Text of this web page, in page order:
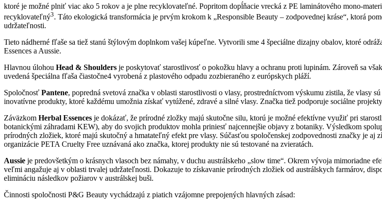
ktoré je možné plniť viac ako 5 rokov a je plne recyklovateľné. Popritom dopĺňacie vrecká z PE laminátového mono-
recyklovateľný3. Táto ekologická transformácia je prvým krokom k „Responsible Beauty – zodpovednej kráse“, ktorá
udržateľnosti.
Tieto nádherné fľaše sa tiež stanú štýlovým doplnkom vašej kúpeľne. Vytvorili sme 4 špeciálne dizajny obalov, ktoré
Essences a Aussie.
Hlavnou úlohou Head & Shoulders je poskytovať starostlivosť o pokožku hlavy a ochranu proti lupinám. Zároveň sa
uvedená špeciálna fľaša čiastočne4 vyrobená z plastového odpadu zozbieraného z európskych pláží.
Spoločnosť Pantene, popredná svetová značka v oblasti starostlivosti o vlasy, prostredníctvom výskumu zistila, že vlasy
inovatívne produkty, ktoré každému umožnia získať vytúžené, zdravé a silné vlasy. Značka tiež podporuje sociálne
Záväzkom Herbal Essences je dokázať, že prírodné zložky majú skutočne silu, ktorú je možné efektívne využiť pri
botanickými záhradami KEW), aby do svojich produktov mohla priniesť najcennejšie objavy z botaniky. Výsledkom
prírodných zložiek, ktoré majú skutočný a hmatateľný efekt pre vlasy. Súčasťou spoločenskej zodpovednosti značky je
organizácie PETA Cruelty Free uznávaná ako značka, ktorej produkty nie sú testované na zvieratách.
Aussie je predovšetkým o krásnych vlasoch bez námahy, v duchu austrálskeho „slow time“. Okrem vývoja mimoriadne
veľmi angažuje aj v oblasti trvalej udržateľnosti. Dokazuje to získavanie prírodných zložiek od austrálskych farmárov,
elimináciu následkov požiarov v austrálskej buši.
Činnosti spoločnosti P&G Beauty vychádzajú z piatich vzájomne prepojených hlavných zásad: